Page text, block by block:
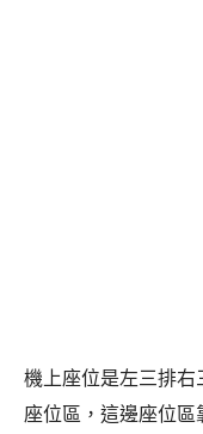
機上座位是左三排右
座位區，這邊座位